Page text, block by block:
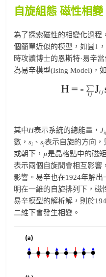
自旋組態 磁性相變
為了探索磁性的相變化過程
個簡單近似的模型，如圖1
時攻讀博士的恩斯特·易辛
為易辛模型(Ising Model)，
其中H表示系統的總能量，J
數，si 、sj表示自旋的方向，
或朝下， µ是晶格點中的磁
表示兩個自旋間會相互影響
影響。易辛也在1924年解
明在一維的自旋排列下，磁
易辛模型的解析解，則於
二維下會發生相變。